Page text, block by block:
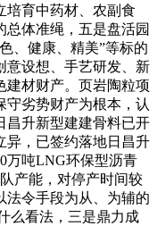
培育中药材、农副食
体准绳，五是盘活园
、健康、精美”等标的
意设想、手艺研发、新
建材财产。页岩陶粒项
守劣势财产为根本，认
昌升新型建建骨料已开
异，已签约落地日昌升
万吨LNG环保型沥青
产能，对停产时间较
法令手段为从、为辅的
么看法，三是鼎力成